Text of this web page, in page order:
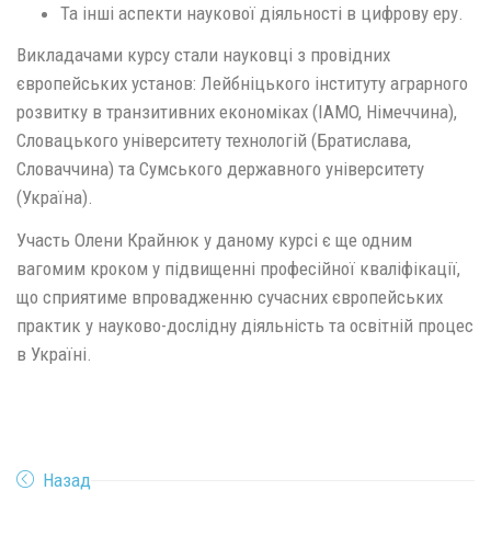
Та інші аспекти наукової діяльності в цифрову еру.
Викладачами курсу стали науковці з провідних
європейських установ: Лейбніцького інституту аграрного
розвитку в транзитивних економіках (IAMO, Німеччина),
Словацького університету технологій (Братислава,
Словаччина) та Сумського державного університету
(Україна).
Участь Олени Крайнюк у даному курсі є ще одним
вагомим кроком у підвищенні професійної кваліфікації,
що сприятиме впровадженню сучасних європейських
практик у науково-дослідну діяльність та освітній процес
в Україні.
Назад